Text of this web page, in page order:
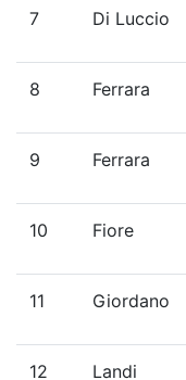
7 Di Luccio
8 Ferrara
9 Ferrara
10 Fiore
11 Giordano
12 Landi